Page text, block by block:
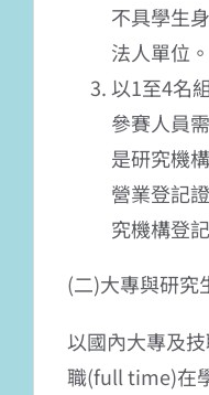
不具學生
法人單位。
以1至4名
參賽人員
是研究機
營業登記
究機構登
(二)大專與研究
以國內大專及
職(full time)在